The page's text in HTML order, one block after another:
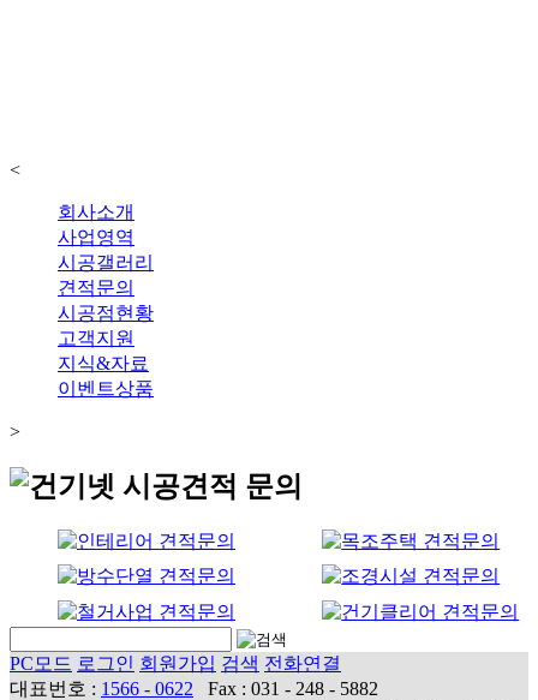
<
회사소개
사업영역
시공갤러리
견적문의
시공점현황
고객지원
지식&자료
이벤트상품
>
PC모드 로그인 회원가입 검색 전화연결
대표번호 : 1566 - 0622
Fax : 031 - 248 - 5882